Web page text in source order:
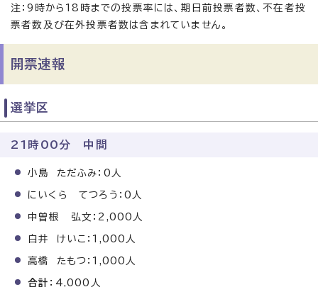
注：9時から18時までの投票率には、期日前投票者数、不在者投
票者数及び在外投票者数は含まれていません。
開票速報
選挙区
21時00分 中間
小島 ただふみ：0人
にいくら てつろう：0人
中曽根 弘文：2,000人
白井 けいこ：1,000人
高橋 たもつ：1,000人
合計 ：4,000人